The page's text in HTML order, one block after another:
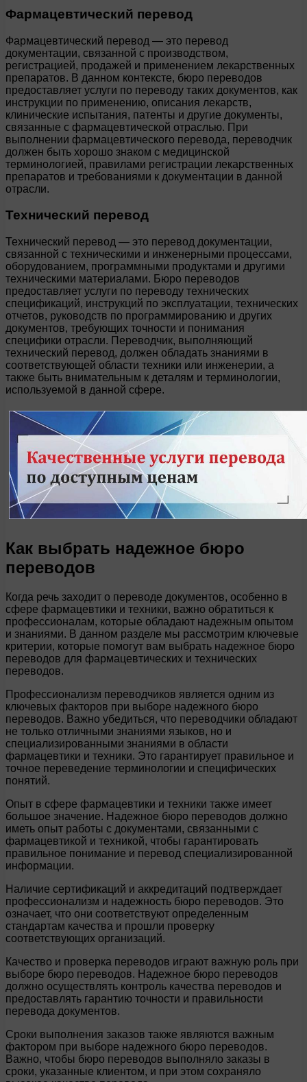
Фармацевтический перевод
Фармацевтический перевод — это перевод
документации, связанной с производством,
регистрацией, продажей и применением лекарственных
препаратов. В данном контексте, бюро переводов
предоставляет услуги по переводу таких документов, как
инструкции по применению, описания лекарств,
клинические испытания, патенты и другие документы,
связанные с фармацевтической отраслью. При
выполнении фармацевтического перевода, переводчик
должен быть хорошо знаком с медицинской
терминологией, правилами регистрации лекарственных
препаратов и требованиями к документации в данной
отрасли.
Технический перевод
Технический перевод — это перевод документации,
связанной с техническими и инженерными процессами,
оборудованием, программными продуктами и другими
техническими материалами. Бюро переводов
предоставляет услуги по переводу технических
спецификаций, инструкций по эксплуатации, технических
отчетов, руководств по программированию и других
документов, требующих точности и понимания
специфики отрасли. Переводчик, выполняющий
технический перевод, должен обладать знаниями в
соответствующей области техники или инженерии, а
также быть внимательным к деталям и терминологии,
используемой в данной сфере.
Как выбрать надежное бюро
переводов
Когда речь заходит о переводе документов, особенно в
сфере фармацевтики и техники, важно обратиться к
профессионалам, которые обладают надежным опытом
и знаниями. В данном разделе мы рассмотрим ключевые
критерии, которые помогут вам выбрать надежное бюро
переводов для фармацевтических и технических
переводов.
Профессионализм переводчиков является одним из
ключевых факторов при выборе надежного бюро
переводов. Важно убедиться, что переводчики обладают
не только отличными знаниями языков, но и
специализированными знаниями в области
фармацевтики и техники. Это гарантирует правильное и
точное переведение терминологии и специфических
понятий.
Опыт в сфере фармацевтики и техники также имеет
большое значение. Надежное бюро переводов должно
иметь опыт работы с документами, связанными с
фармацевтикой и техникой, чтобы гарантировать
правильное понимание и перевод специализированной
информации.
Наличие сертификаций и аккредитаций подтверждает
профессионализм и надежность бюро переводов. Это
означает, что они соответствуют определенным
стандартам качества и прошли проверку
соответствующих организаций.
Качество и проверка переводов играют важную роль при
выборе бюро переводов. Надежное бюро переводов
должно осуществлять контроль качества переводов и
предоставлять гарантию точности и правильности
перевода документов.
Сроки выполнения заказов также являются важным
фактором при выборе надежного бюро переводов.
Важно, чтобы бюро переводов выполняло заказы в
сроки, указанные клиентом, и при этом сохраняло